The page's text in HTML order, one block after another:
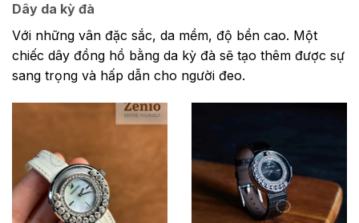
Dây da kỳ đà
Với những vân đặc sắc, da mềm, độ bền cao. Một
chiếc dây đồng hồ bằng da kỳ đà sẽ tạo thêm được sự
sang trọng và hấp dẫn cho người đeo.